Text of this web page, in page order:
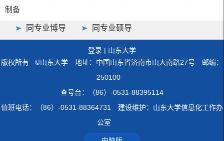
制备
同专业博导 同专业硕导
登录 | 山东大学
版权所有 ©山东大学 地址：中国山东省济南市山大南路27号 邮编：
250100
查号台：（86）-0531-88395114
值班电话：（86）-0531-88364731 建设维护：山东大学信息化工作办
公室